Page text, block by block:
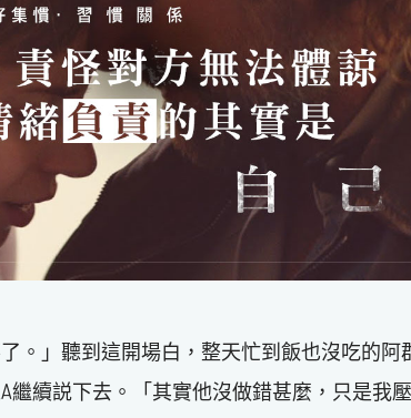
。」聽到這開場白，整天忙到飯也沒吃的阿
繼續説下去。「其實他沒做錯甚麼，只是我